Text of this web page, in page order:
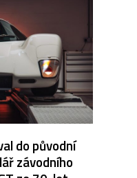
do původní
závodního